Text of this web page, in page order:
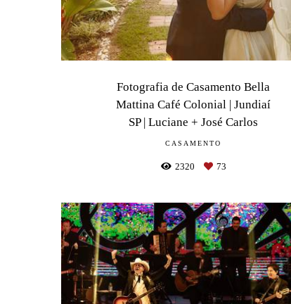
Fotografia de Casamento Bella
Mattina Café Colonial | Jundiaí
SP | Luciane + José Carlos
CASAMENTO
2320 73